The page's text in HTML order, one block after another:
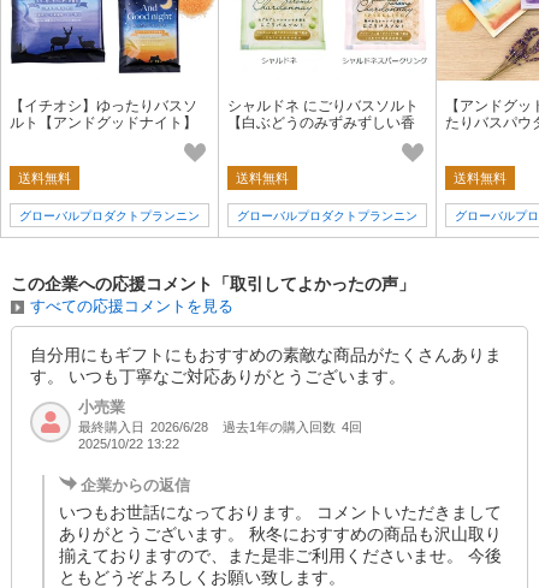
【イチオシ】ゆったりバスソ
ルト【アンドグッドナイト】
送料無料
グローバルプロダクトプランニン
グ
シャルドネ にごりバスソルト
【白ぶどうのみずみずしい香
送料無料
グローバルプロダクトプランニン
グ
【アンドグ
たりバスパウ
送料無料
グローバルプ
この企業への応援コメント「取引してよかったの声」
すべての応援コメントを見る
自分用にもギフトにもおすすめの素敵な商品がたくさんありま
す。 いつも丁寧なご対応ありがとうございます。
小売業
最終購入日 2026/6/28 過去1年の購入回数 4回
2025/10/22 13:22
企業からの返信
いつもお世話になっております。 コメントいただきまして
ありがとうございます。 秋冬におすすめの商品も沢山取り
揃えておりますので、また是非ご利用くださいませ。 今後
ともどうぞよろしくお願い致します。